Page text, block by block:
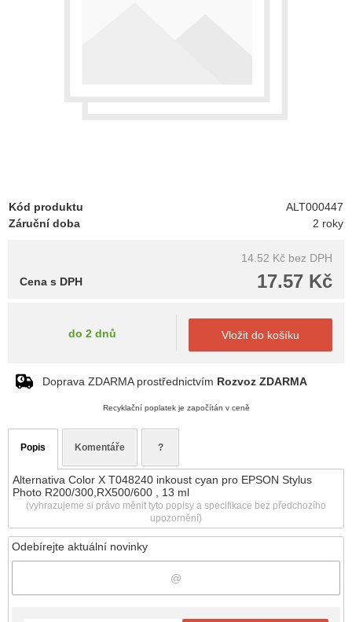
Odebírejte aktuální novinky
Kód produktu
ALT000447
Záruční doba
2 roky
14.52 Kč bez DPH
17.57 Kč
Cena s DPH
do 2 dnů Vložit do košíku
Doprava ZDARMA prostřednictvím Rozvoz ZDARMA
Recyklační poplatek je započítán v ceně
Popis Komentáře ?
Alternativa Color X T048240 inkoust cyan pro EPSON Stylus
Photo R200/300,RX500/600 , 13 ml
(vyhrazujeme si právo měnit tyto popisy a specifikace bez předchozího
upozornění)